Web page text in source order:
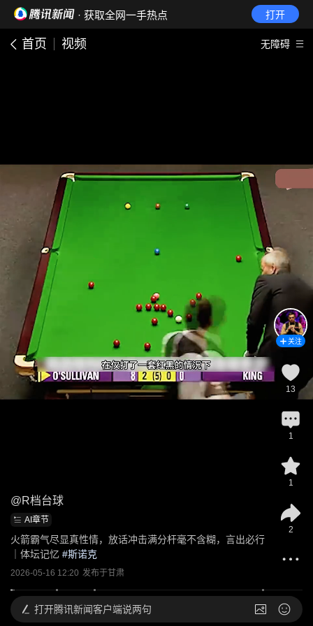
· 获取全网一手热点 打开
首页 视频 无障碍
@R档台球
AI章节
火箭霸气尽显真性情，放话冲击满分杆毫不含糊，言出必行
｜体坛记忆 #斯诺克
2026-05-16 12:20 发布于甘肃
关注
13
1
1
2
打开腾讯新闻客户端说两句